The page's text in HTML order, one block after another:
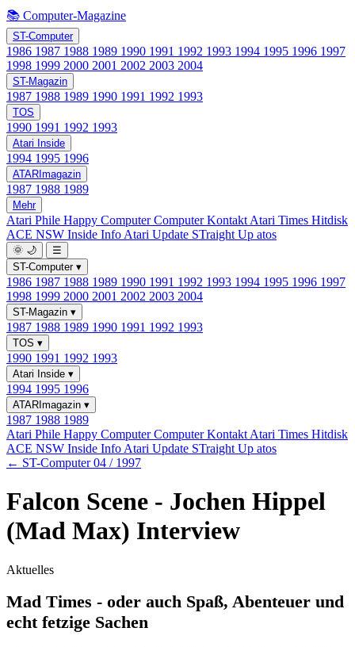
📚 Computer-Magazine
ST-Computer
1986 1987 1988 1989 1990 1991 1992 1993 1994 1995 1996 1997
1998 1999 2000 2001 2002 2003 2004
ST-Magazin
1987 1988 1989 1990 1991 1992 1993
TOS
1990 1991 1992 1993
Atari Inside
1994 1995 1996
ATARImagazin
1987 1988 1989
Mehr
Atari Phile Happy ComputerComputer Kontakt Atari Times Hitdisk
ACE NSW Inside Info Atari Update STraight Up atos
🌞 🌙
☰
ST-Computer ▾
1986 1987 1988 1989 1990 1991 1992 1993 1994 1995 1996 1997
1998 1999 2000 2001 2002 2003 2004
ST-Magazin ▾
1987 1988 1989 1990 1991 1992 1993
TOS ▾
1990 1991 1992 1993
Atari Inside ▾
1994 1995 1996
ATARImagazin ▾
1987 1988 1989
Atari Phile Happy ComputerComputer Kontakt Atari Times Hitdisk
ACE NSW Inside Info Atari Update STraight Up atos
← ST-Computer 04 / 1997
Falcon Scene - Jochen Hippel
(Mad Max) Interview
Aktuelles
Mad Times - oder auch Spaß, Abenteuer und
echt fetzige Sachen